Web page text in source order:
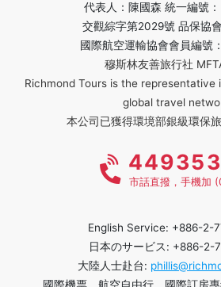
代表人：陳國森 統一編號
交觀綜字第2029號 品保協
國際航空運輸協會會員編號
穆斯林友善旅行社
Richmond Tours is the representative
global travel
本公司已獲得環境部銀級環保
市話直撥，手機加
English Service: +886-2-
日本のサービス: +886-2-
大陸人士赴台: